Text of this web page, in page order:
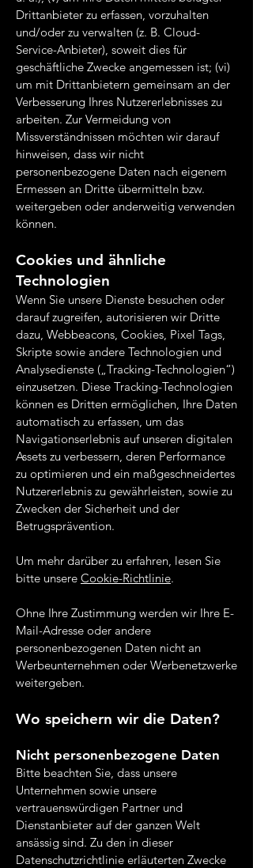
Drittanbieter zu erfassen, vorzuhalten
und/oder zu verwalten (z. B. Cloud-
Service-Anbieter), soweit dies für
geschäftliche Zwecke angemessen ist; (vi)
um mit Drittanbietern gemeinsam an der
Verbesserung Ihres Nutzererlebnisses zu
arbeiten. Zur Vermeidung von
Missverständnissen möchten wir darauf
hinweisen, dass wir nicht
personenbezogene Daten nach eigenem
Ermessen an Dritte übermitteln bzw.
weitergeben oder anderweitig verwenden
können.
Cookies und ähnliche
Technologien
Wenn Sie unsere Dienste besuchen oder
darauf zugreifen, autorisieren wir Dritte
dazu, Webbeacons, Cookies, Pixel Tags,
Skripte sowie andere Technologien und
Analysedienste („Tracking-Technologien“)
einzusetzen. Diese Tracking-Technologien
können es Dritten ermöglichen, Ihre Daten
automatisch zu erfassen, um das
Navigationserlebnis auf unseren digitalen
Assets zu verbessern, deren Performance
zu optimieren und ein maßgeschneidertes
Nutzererlebnis zu gewährleisten, sowie zu
Zwecken der Sicherheit und der
Betrugsprävention.
Um mehr darüber zu erfahren, lesen Sie
bitte unsere Cookie-Richtlinie.
Ohne Ihre Zustimmung werden wir Ihre E-
Mail-Adresse oder andere
personenbezogenen Daten nicht an
Werbeunternehmen oder Werbenetzwerke
weitergeben.
Wo speichern wir die Daten?
Nicht personenbezogene Daten
Bitte beachten Sie, dass unsere
Unternehmen sowie unsere
vertrauenswürdigen Partner und
Dienstanbieter auf der ganzen Welt
ansässig sind. Zu den in dieser
Datenschutzrichtlinie erläuterten Zwecke